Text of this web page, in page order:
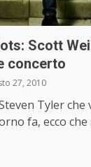
Scott
concerto
27, 2010
Tyler che
fa, ecco che